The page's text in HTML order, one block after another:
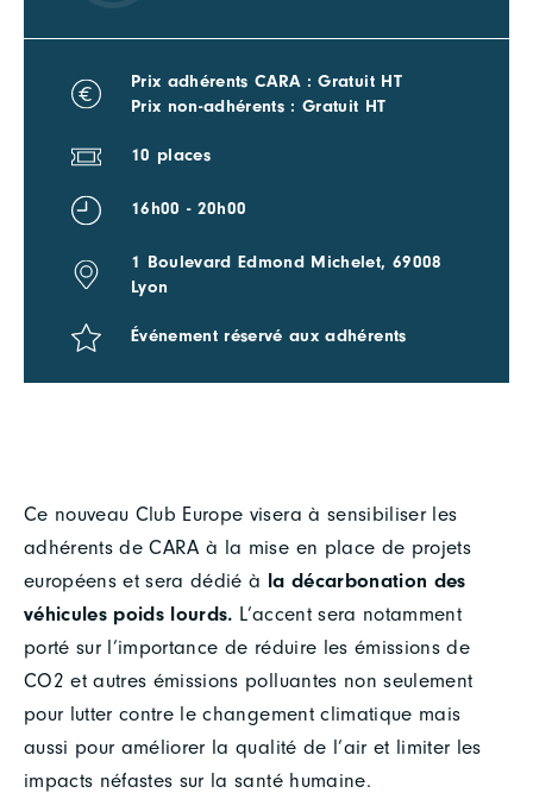
Ce nouveau Club Europe visera à sensibiliser les
adhérents de CARA à la mise en place de projets
européens et sera dédié à la décarbonation des
véhicules poids lourds. L’accent sera notamment
porté sur l’importance de réduire les émissions de
CO2 et autres émissions polluantes non seulement
pour lutter contre le changement climatique mais
aussi pour améliorer la qualité de l’air et limiter les
impacts néfastes sur la santé humaine.
Prix adhérents CARA : Gratuit HT
Prix non-adhérents : Gratuit HT
10 places
16h00 - 20h00
1 Boulevard Edmond Michelet, 69008
Lyon
Événement réservé aux adhérents